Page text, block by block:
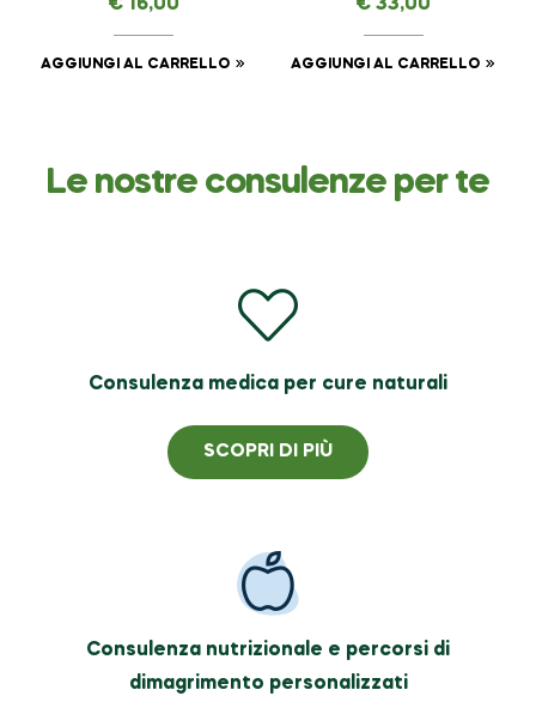
€16,00
AGGIUNGI AL CARRELLO
AMAVITAL da 30 ml
€ 33,00
AGGIUNGI AL CARRELLO
Le nostre consulenze per te
Consulenza medica per cure naturali
SCOPRI DI PIÙ
Consulenza nutrizionale e percorsi di
dimagrimento personalizzati